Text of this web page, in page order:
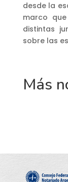
desde la
marco
distintas
sobre las
Más